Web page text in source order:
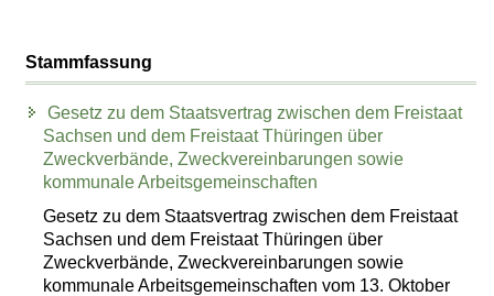
Stammfassung
Gesetz zu dem Staatsvertrag zwischen dem Freistaat
Sachsen und dem Freistaat Thüringen über
Zweckverbände, Zweckvereinbarungen sowie
kommunale Arbeitsgemeinschaften
Gesetz zu dem Staatsvertrag zwischen dem Freistaat
Sachsen und dem Freistaat Thüringen über
Zweckverbände, Zweckvereinbarungen sowie
kommunale Arbeitsgemeinschaften vom 13. Oktober